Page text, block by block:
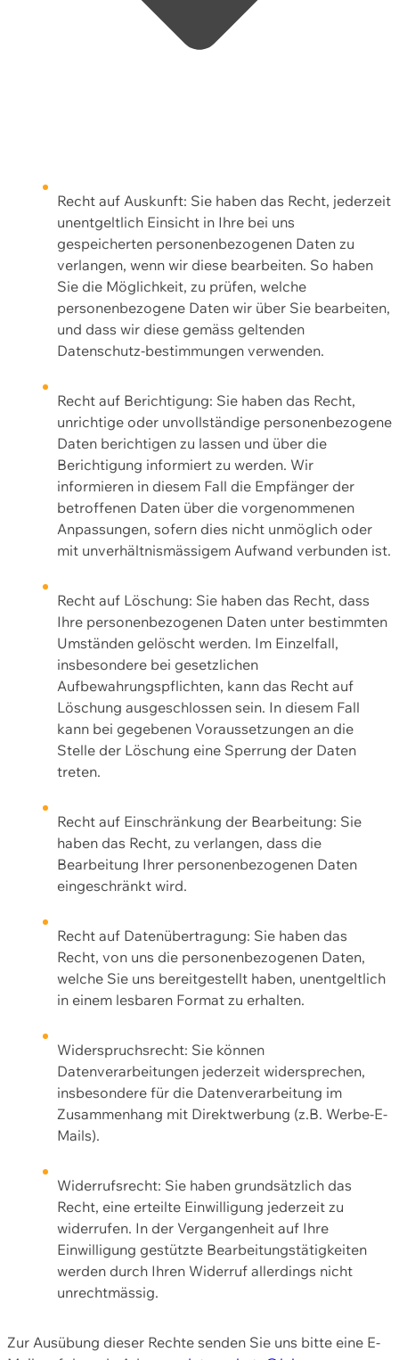
Recht auf Auskunft: Sie haben das Recht, jederzeit
unentgeltlich Einsicht in Ihre bei uns
gespeicherten personenbezogenen Daten zu
verlangen, wenn wir diese bearbeiten. So haben
Sie die Möglichkeit, zu prüfen, welche
personenbezogene Daten wir über Sie bearbeiten,
und dass wir diese gemäss geltenden
Datenschutz-bestimmungen verwenden.
Recht auf Berichtigung: Sie haben das Recht,
unrichtige oder unvollständige personenbezogene
Daten berichtigen zu lassen und über die
Berichtigung informiert zu werden. Wir
informieren in diesem Fall die Empfänger der
betroffenen Daten über die vorgenommenen
Anpassungen, sofern dies nicht unmöglich oder
mit unverhältnismässigem Aufwand verbunden ist.
Recht auf Löschung: Sie haben das Recht, dass
Ihre personenbezogenen Daten unter bestimmten
Umständen gelöscht werden. Im Einzelfall,
insbesondere bei gesetzlichen
Aufbewahrungspflichten, kann das Recht auf
Löschung ausgeschlossen sein. In diesem Fall
kann bei gegebenen Voraussetzungen an die
Stelle der Löschung eine Sperrung der Daten
treten.
Recht auf Einschränkung der Bearbeitung: Sie
haben das Recht, zu verlangen, dass die
Bearbeitung Ihrer personenbezogenen Daten
eingeschränkt wird.
Recht auf Datenübertragung: Sie haben das
Recht, von uns die personenbezogenen Daten,
welche Sie uns bereitgestellt haben, unentgeltlich
in einem lesbaren Format zu erhalten.
Widerspruchsrecht: Sie können
Datenverarbeitungen jederzeit widersprechen,
insbesondere für die Datenverarbeitung im
Zusammenhang mit Direktwerbung (z.B. Werbe-E-
Mails).
Widerrufsrecht: Sie haben grundsätzlich das
Recht, eine erteilte Einwilligung jederzeit zu
widerrufen. In der Vergangenheit auf Ihre
Einwilligung gestützte Bearbeitungstätigkeiten
werden durch Ihren Widerruf allerdings nicht
unrechtmässig.
Zur Ausübung dieser Rechte senden Sie uns bitte eine E-